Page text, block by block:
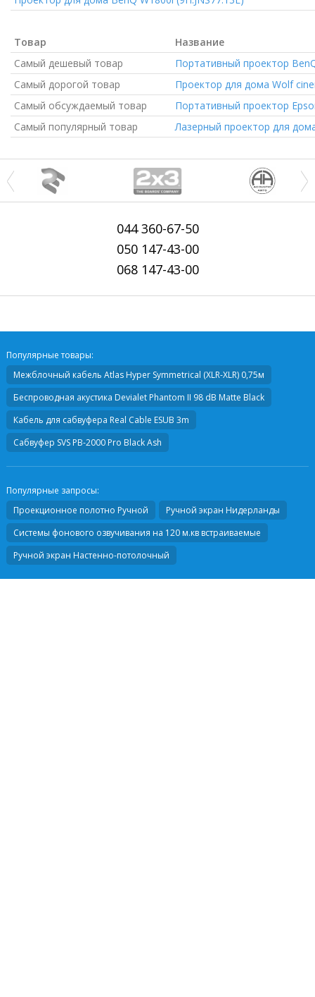
Товар
Название
Самый дешевый товар
Портативный проектор
Самый дорогой товар
Проектор для дома Wolf
Самый обсуждаемый товар
Портативный проектор
Самый популярный товар
Лазерный проектор для
044360-67-50
050147-43-00
068147-43-00
Популярные товары:
Межблочный кабель Atlas Hyper Symmetrical (XLR-XLR) 0,75м
Беспроводная акустика Devialet Phantom II 98 dB Matte Black
Кабель для сабвуфера Real Cable ESUB 3m
Сабвуфер SVS PB-2000 Pro Black Ash
Популярные запросы:
Проекционное полотно Ручной
Ручной экран Нидерланды
Системы фонового озвучивания на 120 м.кв встраиваемые
Ручной экран Настенно-потолочный